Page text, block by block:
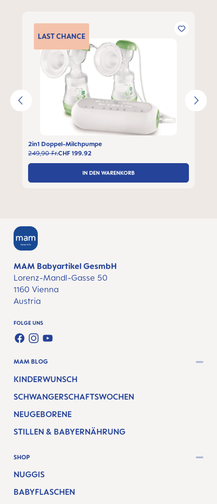
LASTCHANCE
2in1 Doppel-Milchpumpe
CHF 199.92
249,90 Fr.
IN DEN WARENKORB
MAM Babyartikel GesmbH
Lorenz-Mandl-Gasse 50
1160 Vienna
Austria
FOLGE UNS
FACEBOOK
INSTAGRAM
YOUTUBE
MAM BLOG
KINDERWUNSCH
SCHWANGERSCHAFTSWOCHEN
NEUGEBORENE
STILLEN & BABYERNÄHRUNG
SHOP
NUGGIS
BABYFLASCHEN